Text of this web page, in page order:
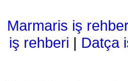
Marmaris iş
iş rehberi | Datça